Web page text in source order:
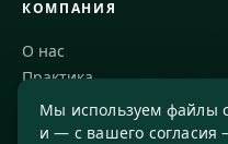
КОМПАНИЯ
О нас
Практика
Блог
Команда
Мы используем файлы
и — с вашего согласия